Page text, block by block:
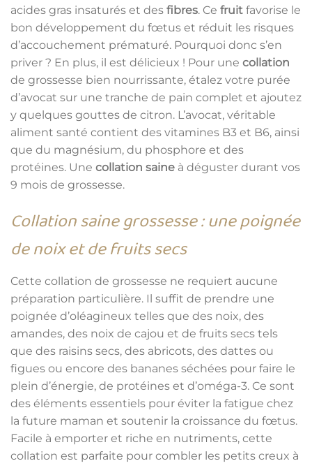
acides gras insaturés et des fibres. Ce fruit favorise le
bon développement du fœtus et réduit les risques
d’accouchement prématuré. Pourquoi donc s’en
priver ? En plus, il est délicieux ! Pour une collation
de grossesse bien nourrissante, étalez votre purée
d’avocat sur une tranche de pain complet et ajoutez
y quelques gouttes de citron. L’avocat, véritable
aliment santé contient des vitamines B3 et B6, ainsi
que du magnésium, du phosphore et des
protéines. Une collation saine à déguster durant vos
9 mois de grossesse.
Collation saine grossesse : une poignée
de noix et de fruits secs
Cette collation de grossesse ne requiert aucune
préparation particulière. Il suffit de prendre une
poignée d’oléagineux telles que des noix, des
amandes, des noix de cajou et de fruits secs tels
que des raisins secs, des abricots, des dattes ou
figues ou encore des bananes séchées pour faire le
plein d’énergie, de protéines et d’oméga-3. Ce sont
des éléments essentiels pour éviter la fatigue chez
la future maman et soutenir la croissance du fœtus.
Facile à emporter et riche en nutriments, cette
collation est parfaite pour combler les petits creux à